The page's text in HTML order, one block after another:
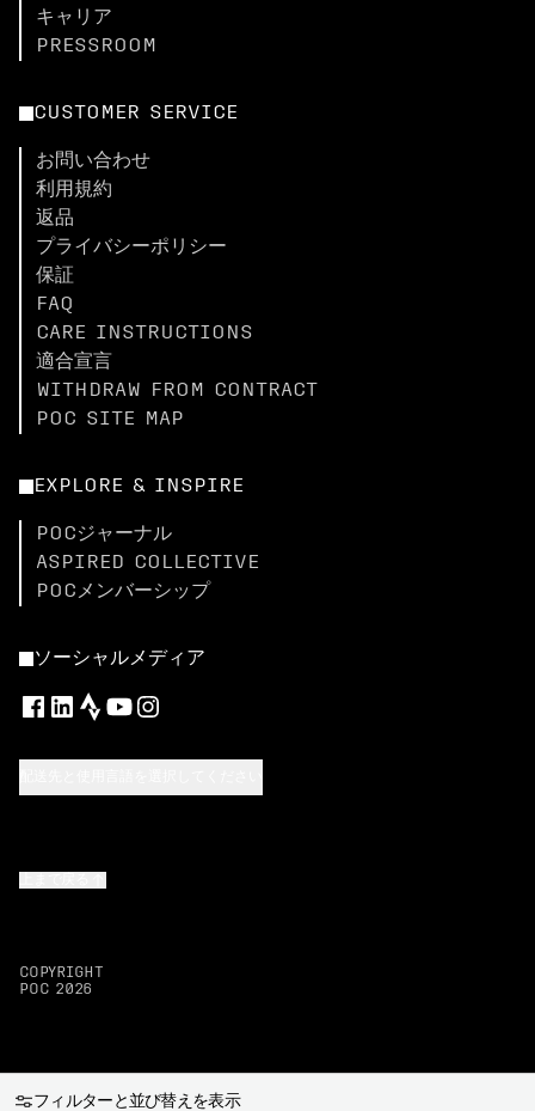
フィルターと並び替えを表示
キャリア
PRESSROOM
CUSTOMER SERVICE
お問い合わせ
利用規約
返品
プライバシーポリシー
保証
FAQ
CARE INSTRUCTIONS
適合宣言
WITHDRAW FROM CONTRACT
POC SITE MAP
EXPLORE & INSPIRE
POCジャーナル
ASPIRED COLLECTIVE
POCメンバーシップ
ソーシャルメディア
COPYRIGHT
POC 2026